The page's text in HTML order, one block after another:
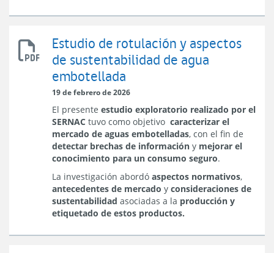
Estudio
de
Rotulación
Aspectos
de
Sustentabilidad
de
Agua
Embotellada
Comercializada
Nivel
Nacional
Estudio de rotulación y aspectos
de sustentabilidad de agua
embotellada
19 de febrero de 2026
El presente estudio exploratorio realizado por el
SERNAC tuvo como objetivo caracterizar el
mercado de aguas embotelladas, con el fin de
detectar brechas de información y mejorar el
conocimiento para un consumo seguro.
La investigación abordó aspectos normativos,
antecedentes de mercado y consideraciones de
sustentabilidad asociadas a la producción y
etiquetado de estos productos.